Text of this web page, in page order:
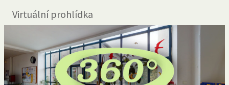
Virtuální prohlídka